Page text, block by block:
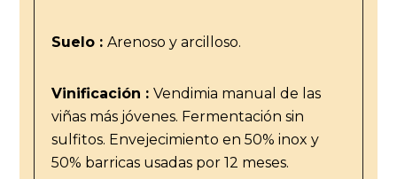
Suelo : Arenoso y arcilloso.
Vinificación : Vendimia manual de las
viñas más jóvenes. Fermentación sin
sulfitos. Envejecimiento en 50% inox y
50% barricas usadas por 12 meses.